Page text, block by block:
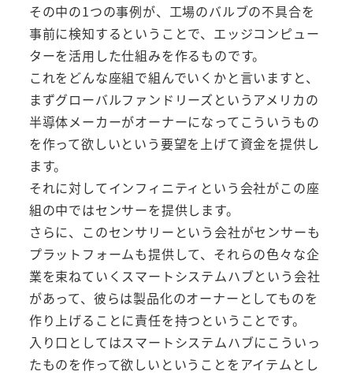
その中の1つの事例が、工場のバルブの不具合を
事前に検知するということで、エッジコンピュー
ターを活用した仕組みを作るものです。
これをどんな座組で組んでいくかと言いますと、
まずグローバルファンドリーズというアメリカの
半導体メーカーがオーナーになってこういうもの
を作って欲しいという要望を上げて資金を提供し
ます。
それに対してインフィニティという会社がこの座
組の中ではセンサーを提供します。
さらに、このセンサリーという会社がセンサーも
プラットフォームも提供して、それらの色々な企
業を束ねていくスマートシステムハブという会社
があって、彼らは製品化のオーナーとしてものを
作り上げることに責任を持つということです。
入り口としてはスマートシステムハブにこういっ
たものを作って欲しいということをアイテムとし